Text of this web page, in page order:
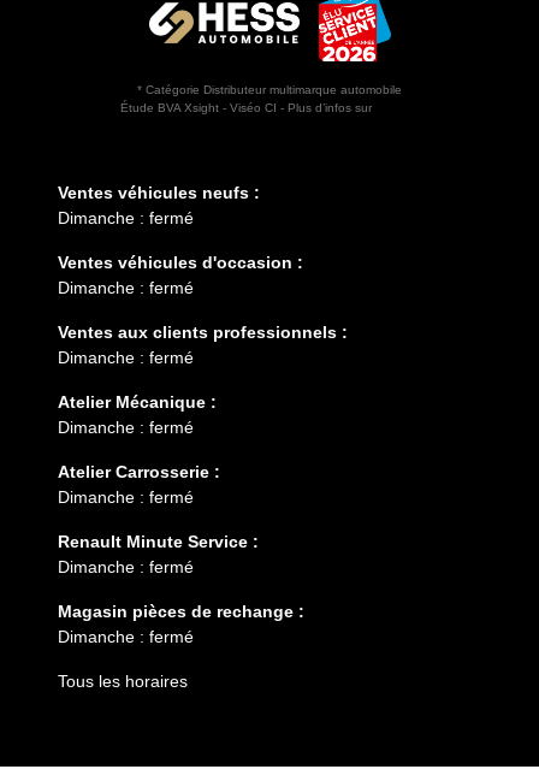
* Catégorie Distributeur multimarque automobile
Étude BVA Xsight - Viséo CI - Plus d’infos sur
Ventes véhicules neufs :
Dimanche : fermé
Ventes véhicules d'occasion :
Dimanche : fermé
Ventes aux clients professionnels :
Dimanche : fermé
Atelier Mécanique :
Dimanche : fermé
Atelier Carrosserie :
Dimanche : fermé
Renault Minute Service :
Dimanche : fermé
Magasin pièces de rechange :
Dimanche : fermé
Tous les horaires